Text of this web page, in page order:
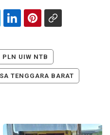
PLN UIW NTB
TENGGARA BARAT